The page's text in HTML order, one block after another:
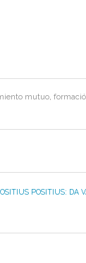
mutuo,
POSITIUS: DA